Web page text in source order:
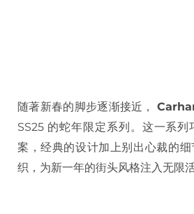
随著新春的脚步逐渐接近，
SS25 的蛇年限定系列。这一系
案，经典的设计加上别出心裁的
织，为新一年的街头风格注入无限活